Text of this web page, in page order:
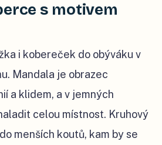
s motivem
i kobereček do obýváku v
Mandala je obrazec
a klidem, a v jemných
celou místnost. Kruhový
menších koutů, kam by se